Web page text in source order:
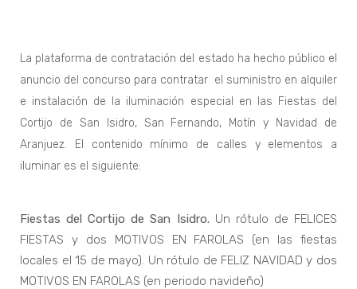
La plataforma de contratación del estado ha hecho público el
anuncio del concurso para contratar el suministro en alquiler
e instalación de la iluminación especial en las Fiestas del
Cortijo de San Isidro, San Fernando, Motín y Navidad de
Aranjuez. El contenido mínimo de calles y elementos a
iluminar es el siguiente:
Fiestas del Cortijo de San Isidro. Un rótulo de FELICES
FIESTAS y dos MOTIVOS EN FAROLAS (en las fiestas
locales el 15 de mayo). Un rótulo de FELIZ NAVIDAD y dos
MOTIVOS EN FAROLAS (en periodo navideño)